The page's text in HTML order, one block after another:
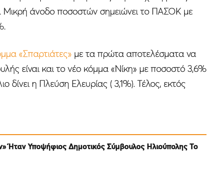
Μικρή άνοδο ποσοστών σημειώνει το ΠΑΣΟΚ με
«Σπαρτιάτες» με τα πρώτα αποτελέσματα να
είναι και το νέο κόμμα «Νίκη» με ποσοστό 3,6%
δίνει η Πλεύση Ελευρίας ( 3,1%). Τέλος, εκτός
Ήταν Υποψήφιος Δημοτικός Σύμβουλος Ηλιούπολης Το